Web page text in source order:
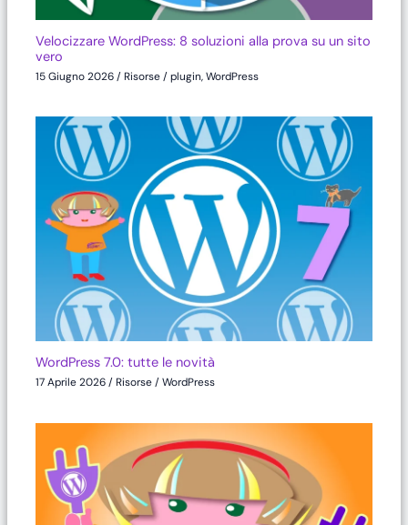
Velocizzare WordPress: 8 soluzioni alla prova su un sito
vero
15 Giugno 2026/Risorse/plugin,WordPress
WordPress 7.0: tutte le novità
17 Aprile 2026/Risorse/WordPress